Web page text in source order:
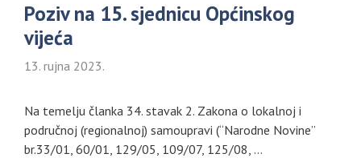
Poziv na 15. sjednicu Općinskog
vijeća
13. rujna 2023.
Na temelju članka 34. stavak 2. Zakona o lokalnoj i
područnoj (regionalnoj) samoupravi (“Narodne Novine”
br.33/01, 60/01, 129/05, 109/07, 125/08, …